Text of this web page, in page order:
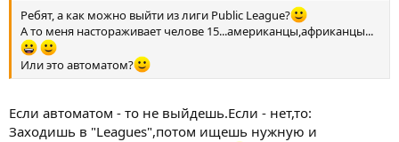
Ребят, а как можно выйти из лиги Public League?
А то меня настораживает челове 15...американцы,африканцы...
Или это автоматом?
Если автоматом - то не выйдешь.Если - нет,то:
Заходишь в "Leagues",потом ищешь нужную и